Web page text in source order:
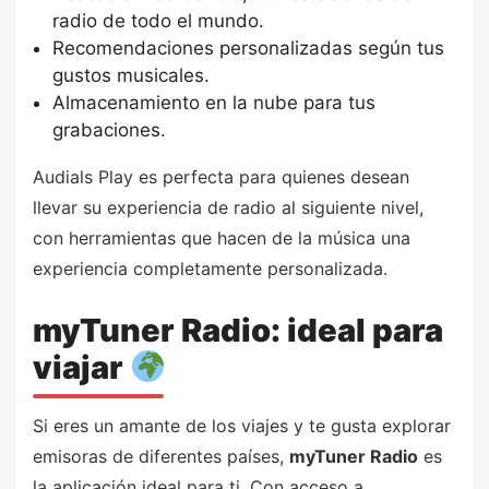
radio de todo el mundo.
Recomendaciones personalizadas según tus
gustos musicales.
Almacenamiento en la nube para tus
grabaciones.
Audials Play es perfecta para quienes desean
llevar su experiencia de radio al siguiente nivel,
con herramientas que hacen de la música una
experiencia completamente personalizada.
myTuner Radio: ideal para
viajar
Si eres un amante de los viajes y te gusta explorar
emisoras de diferentes países, myTuner Radio es